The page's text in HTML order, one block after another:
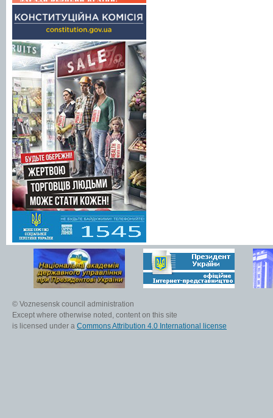
© Voznesensk council administration
Except where otherwise noted, content on this site
is licensed under a Commons Attribution 4.0 International license